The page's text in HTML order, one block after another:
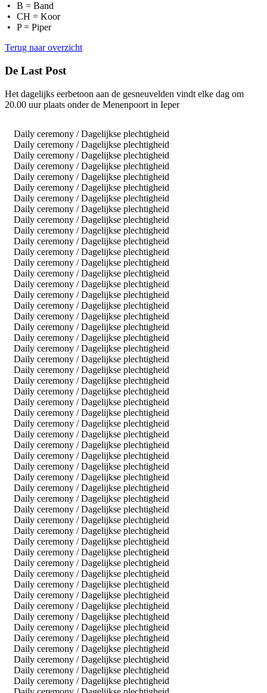
B = Band
CH = Koor
P = Piper
Terug naar overzicht
De Last Post
Het dagelijks eerbetoon aan de gesneuvelden vindt elke dag om
20.00 uur plaats onder de Menenpoort in Ieper
Daily ceremony / Dagelijkse plechtigheid
Daily ceremony / Dagelijkse plechtigheid
Daily ceremony / Dagelijkse plechtigheid
Daily ceremony / Dagelijkse plechtigheid
Daily ceremony / Dagelijkse plechtigheid
Daily ceremony / Dagelijkse plechtigheid
Daily ceremony / Dagelijkse plechtigheid
Daily ceremony / Dagelijkse plechtigheid
Daily ceremony / Dagelijkse plechtigheid
Daily ceremony / Dagelijkse plechtigheid
Daily ceremony / Dagelijkse plechtigheid
Daily ceremony / Dagelijkse plechtigheid
Daily ceremony / Dagelijkse plechtigheid
Daily ceremony / Dagelijkse plechtigheid
Daily ceremony / Dagelijkse plechtigheid
Daily ceremony / Dagelijkse plechtigheid
Daily ceremony / Dagelijkse plechtigheid
Daily ceremony / Dagelijkse plechtigheid
Daily ceremony / Dagelijkse plechtigheid
Daily ceremony / Dagelijkse plechtigheid
Daily ceremony / Dagelijkse plechtigheid
Daily ceremony / Dagelijkse plechtigheid
Daily ceremony / Dagelijkse plechtigheid
Daily ceremony / Dagelijkse plechtigheid
Daily ceremony / Dagelijkse plechtigheid
Daily ceremony / Dagelijkse plechtigheid
Daily ceremony / Dagelijkse plechtigheid
Daily ceremony / Dagelijkse plechtigheid
Daily ceremony / Dagelijkse plechtigheid
Daily ceremony / Dagelijkse plechtigheid
Daily ceremony / Dagelijkse plechtigheid
Daily ceremony / Dagelijkse plechtigheid
Daily ceremony / Dagelijkse plechtigheid
Daily ceremony / Dagelijkse plechtigheid
Daily ceremony / Dagelijkse plechtigheid
Daily ceremony / Dagelijkse plechtigheid
Daily ceremony / Dagelijkse plechtigheid
Daily ceremony / Dagelijkse plechtigheid
Daily ceremony / Dagelijkse plechtigheid
Daily ceremony / Dagelijkse plechtigheid
Daily ceremony / Dagelijkse plechtigheid
Daily ceremony / Dagelijkse plechtigheid
Daily ceremony / Dagelijkse plechtigheid
Daily ceremony / Dagelijkse plechtigheid
Daily ceremony / Dagelijkse plechtigheid
Daily ceremony / Dagelijkse plechtigheid
Daily ceremony / Dagelijkse plechtigheid
Daily ceremony / Dagelijkse plechtigheid
Daily ceremony / Dagelijkse plechtigheid
Daily ceremony / Dagelijkse plechtigheid
Daily ceremony / Dagelijkse plechtigheid
Daily ceremony / Dagelijkse plechtigheid